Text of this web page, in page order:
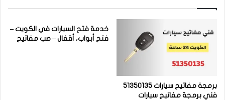
برمجة مفاتيح سيارات 51350135
فني برمجة مفاتيح سيارات
خدمة فتح السيارات في الكويت –
فتح أبواب، أقفال – صب مفاتيح